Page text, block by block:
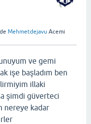
Mehmetdejavu Acemi
ve gemi
işe başladım ben
illaki
şimdi güverteci
nereye kadar